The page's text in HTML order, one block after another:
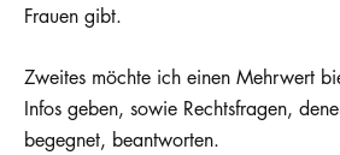
Frauen gibt.
Zweites möchte ich einen Mehrwert
Infos geben, sowie Rechtsfragen,
begegnet, beantworten.